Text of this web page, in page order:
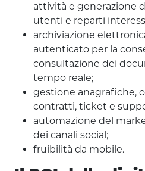
attività e generazione
utenti e reparti
archiviazione
autenticato per la
consultazione dei
tempo reale;
gestione anagrafiche,
contratti, ticket e
automazione del
dei canali social;
fruibilità da mobile.